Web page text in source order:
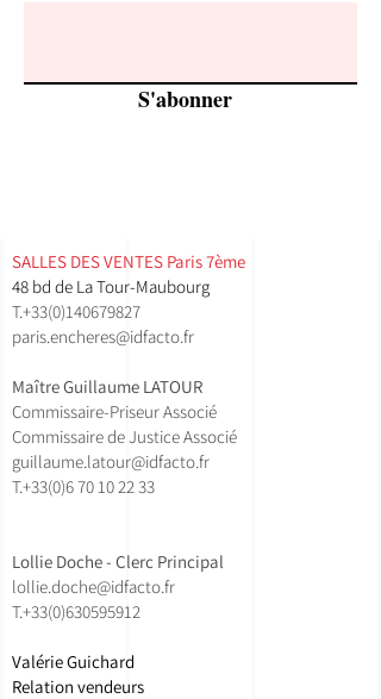
S'abonner
SALLES DES VENTES ​Paris 7ème
48 bd de La Tour-Maubourg
T.+33(0)140679827
paris.encheres@idfacto.fr
Maître Guillaume LATOUR
Commissaire-Priseur Associé
Commissaire de Justice Associé
guillaume.latour@idfacto.fr
T.+33(0)6 70 10 22 33
Lollie Doche - Clerc Principal
lollie.doche@idfacto.fr
T.+33(0)630595912
Valérie Guichard
Relation vendeurs